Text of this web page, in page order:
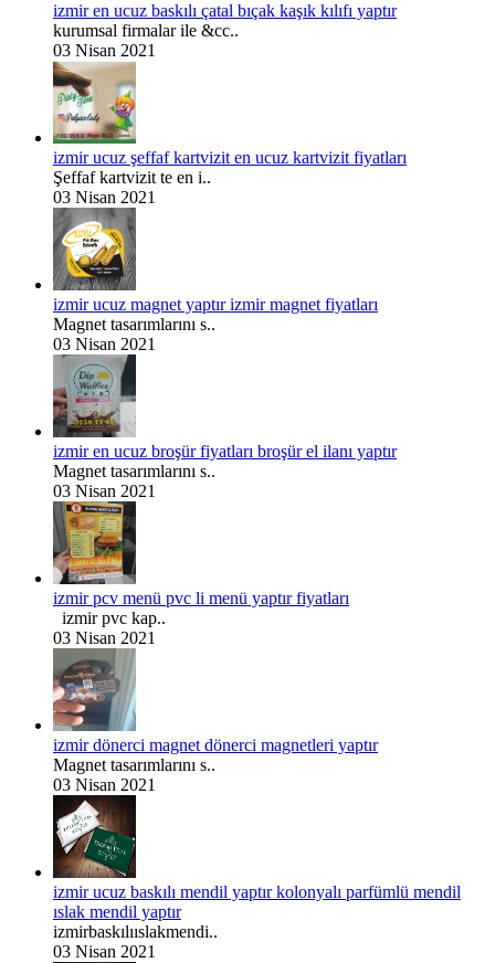
izmir en ucuz baskılı çatal bıçak kaşık kılıfı yaptır
kurumsal firmalar ile &cc..
03 Nisan 2021
izmir ucuz şeffaf kartvizit en ucuz kartvizit fiyatları
Şeffaf kartvizit te en i..
03 Nisan 2021
izmir ucuz magnet yaptır izmir magnet fiyatları
Magnet tasarımlarını s..
03 Nisan 2021
izmir en ucuz broşür fiyatları broşür el ilanı yaptır
Magnet tasarımlarını s..
03 Nisan 2021
izmir pcv menü pvc li menü yaptır fiyatları
izmir pvc kap..
03 Nisan 2021
izmir dönerci magnet dönerci magnetleri yaptır
Magnet tasarımlarını s..
03 Nisan 2021
izmir ucuz baskılı mendil yaptır kolonyalı parfümlü mendil
ıslak mendil yaptır
izmirbaskılııslakmendi..
03 Nisan 2021